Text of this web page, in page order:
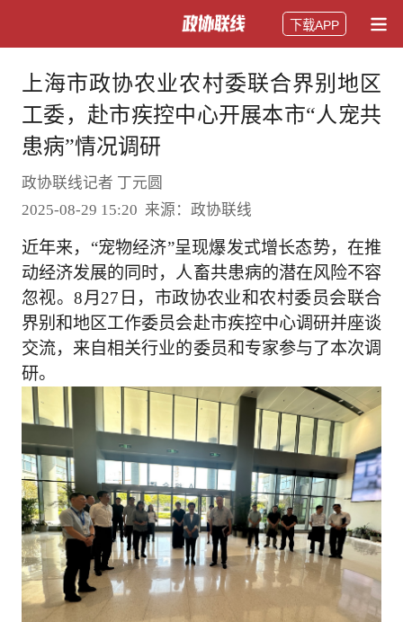
下载APP
上海市政协农业农村委联合界别地区
工委，赴市疾控中心开展本市“人宠共
患病”情况调研
政协联线记者 丁元圆
2025-08-29 15:20 来源：政协联线
近年来，“宠物经济”呈现爆发式增长态势，在推
动经济发展的同时，人畜共患病的潜在风险不容
忽视。8月27日，市政协农业和农村委员会联合
界别和地区工作委员会赴市疾控中心调研并座谈
交流，来自相关行业的委员和专家参与了本次调
研。